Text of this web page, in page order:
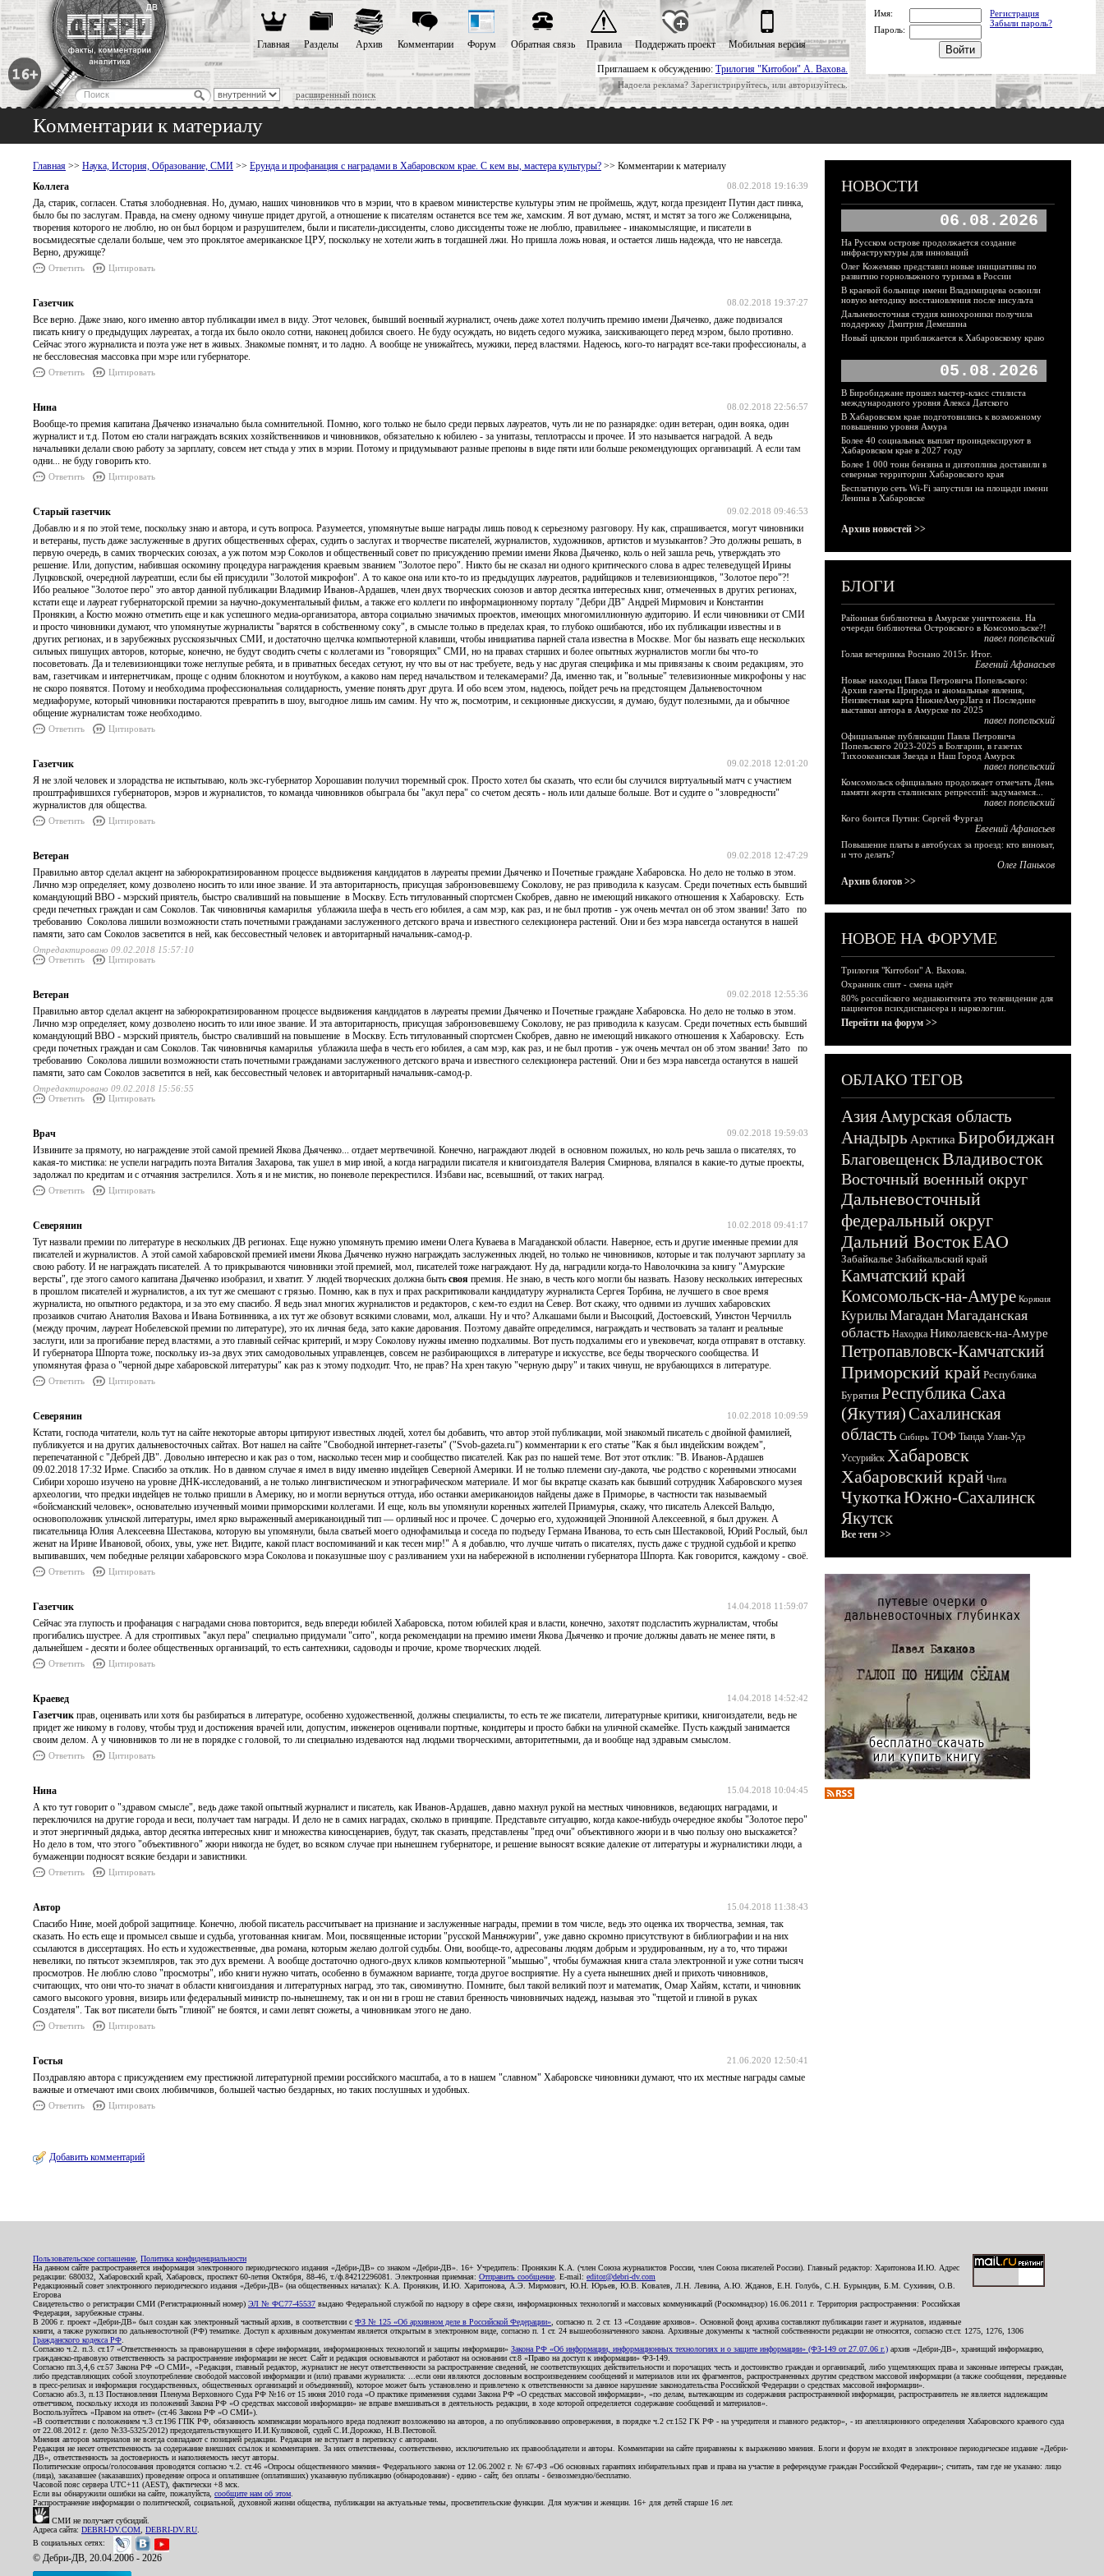
Приглашаем к обсуждению: Трилогия "Китобои" А. Вахова.
Надоела реклама? Зарегистрируйтесь, или авторизуйтесь.
расширенный поиск
Главная Разделы Архив Комментарии Форум Обратная связь Правила Поддержать проект Мобильная версия
Имя:
Регистрация
Забыли пароль?
Пароль:
Комментарии к материалу
Главная >> Наука, История, Образование, СМИ >> Ерунда и профанация с наградами в Хабаровском крае. С кем вы, мастера культуры? >> Комментарии к материалу
08.02.2018 19:16:39
Коллега
Да, старик, согласен. Статья злободневная. Но, думаю, наших чиновников что в мэрии, что в краевом министерстве культуры этим не проймешь, ждут, когда президент Путин даст пинка,
было бы по заслугам. Правда, на смену одному чинуше придет другой, а отношение к писателям останется все тем же, хамским. Я вот думаю, мстят, и мстят за того же Солженицына,
творения которого не люблю, но он был борцом и разрушителем, были и писатели-диссиденты, слово диссиденты тоже не люблю, правильнее - инакомыслящие, и писатели в
восьмидесятые сделали больше, чем это проклятое американское ЦРУ, поскольку не хотели жить в тогдашней лжи. Но пришла ложь новая, и остается лишь надежда, что не навсегда.
Верно, дружище?
Ответить Цитировать
08.02.2018 19:37:27
Газетчик
Все верно. Даже знаю, кого именно автор публикации имел в виду. Этот человек, бывший военный журналист, очень даже хотел получить премию имени Дьяченко, даже подвизался
писать книгу о предыдущих лауреатах, а тогда их было около сотни, наконец добился своего. Не буду осуждать, но видеть седого мужика, заискивающего перед мэром, было противно.
Сейчас этого журналиста и поэта уже нет в живых. Знакомые помнят, и то ладно. А вообще не унижайтесь, мужики, перед властями. Надеюсь, кого-то наградят все-таки профессионалы, а
не бессловесная массовка при мэре или губернаторе.
Ответить Цитировать
08.02.2018 22:56:57
Нина
Вообще-то премия капитана Дьяченко изначально была сомнительной. Помню, кого только не было среди первых лауреатов, чуть ли не по разнарядке: один ветеран, один вояка, один
журналист и т.д. Потом ею стали награждать всяких хозяйственников и чиновников, обязательно к юбилею - за унитазы, теплотрассы и прочее. И это называется наградой. А ведь
начальники делали свою работу за зарплату, совсем нет стыда у этих в мэрии. Потому и придумывают разные препоны в виде пяти или больше рекомендующих организаций. А если там
одни... не буду говорить кто.
Ответить Цитировать
09.02.2018 09:46:53
Старый газетчик
Добавлю и я по этой теме, поскольку знаю и автора, и суть вопроса. Разумеется, упомянутые выше награды лишь повод к серьезному разговору. Ну как, спрашивается, могут чиновники
и ветераны, пусть даже заслуженные в других общественных сферах, судить о заслугах и творчестве писателей, журналистов, художников, артистов и музыкантов? Это должны решать, в
первую очередь, в самих творческих союзах, а уж потом мэр Соколов и общественный совет по присуждению премии имени Якова Дьяченко, коль о ней зашла речь, утверждать это
решение. Или, допустим, набившая оскомину процедура награждения краевым званием "Золотое перо". Никто бы не сказал ни одного критического слова в адрес телеведущей Ирины
Луцковской, очередной лауреатши, если бы ей присудили "Золотой микрофон". А то какое она или кто-то из предыдущих лауреатов, радийщиков и телевизионщиков, "Золотое перо"?!
Ибо реальное "Золотое перо" это автор данной публикации Владимир Иванов-Ардашев, член двух творческих союзов и автор десятка интересных книг, отмеченных в других регионах,
кстати еще и лауреат губернаторской премии за научно-документальный фильм, а также его коллеги по информационному порталу "Дебри ДВ" Андрей Мирмович и Константин
Пронякин, а Костю можно отметить еще и как успешного медиа-организатора, автора социально значимых проектов, имеющих многомиллионную аудиторию. И если чиновники от СМИ
и просто чиновники думают, что упомянутые журналисты "варятся в собственному соку", в смысле только в пределах края, то глубоко ошибаются, ибо их публикации известны и в
других регионах, и в зарубежных русскоязычных СМИ, и достаточно щелчка компьютерной клавиши, чтобы инициатива парней стала известна в Москве. Мог бы назвать еще нескольких
сильных пишущих авторов, которые, конечно, не будут сводить счеты с коллегами из "говорящих" СМИ, но на правах старших и более опытных журналистов могли бы что-то
посоветовать. Да и телевизионщики тоже неглупые ребята, и в приватных беседах сетуют, ну что вы от нас требуете, ведь у нас другая специфика и мы привязаны к своим редакциям, это
вам, газетчикам и интернетчикам, проще с одним блокнотом и ноутбуком, а каково нам перед начальством и телекамерами? Да, именно так, и "вольные" телевизионные микрофоны у нас
не скоро появятся. Потому и необходима профессиональная солидарность, умение понять друг друга. И обо всем этом, надеюсь, пойдет речь на предстоящем Дальневосточном
медиафоруме, который чиновники постараются превратить в шоу, выгодное лишь им самим. Ну что ж, посмотрим, и секционные дискуссии, я думаю, будут полезными, да и обычное
общение журналистам тоже необходимо.
Ответить Цитировать
09.02.2018 12:01:20
Газетчик
Я не злой человек и злорадства не испытываю, коль экс-губернатор Хорошавин получил тюремный срок. Просто хотел бы сказать, что если бы случился виртуальный матч с участием
проштрафившихся губернаторов, мэров и журналистов, то команда чиновников обыграла бы "акул пера" со счетом десять - ноль или дальше больше. Вот и судите о "зловредности"
журналистов для общества.
Ответить Цитировать
09.02.2018 12:47:29
Ветеран
Правильно автор сделал акцент на забюрократизированном процессе выдвижения кандидатов в лауреаты премии Дьяченко и Почетные граждане Хабаровска. Но дело не только в этом.
Лично мэр определяет, кому дозволено носить то или иное звание. И эта авторитарность, присущая забронзовевшему Соколову, не раз приводила к казусам. Среди почетных есть бывший
командующий ВВО - мэрский приятель, быстро сваливший на повышение в Москву. Есть титулованный спортсмен Скобрев, давно не имеющий никакого отношения к Хабаровску. Есть
среди печетных граждан и сам Соколов. Так чиновничья камарилья ублажила шефа в честь его юбилея, а сам мэр, как раз, и не был против - уж очень мечтал он об этом звании! Зато по
требованию Соколова лишили возможности стать почетными гражданами заслуженного детского врача и известного селекционера растений. Они и без мэра навсегда останутся в нашей
памяти, зато сам Соколов засветится в ней, как бессовестный человек и авторитарный начальник-самод-р.
Отредактировано 09.02.2018 15:57:10
Ответить
Цитировать
09.02.2018 12:55:36
Ветеран
Правильно автор сделал акцент на забюрократизированном процессе выдвижения кандидатов в лауреаты премии Дьяченко и Почетные граждане Хабаровска. Но дело не только в этом.
Лично мэр определяет, кому дозволено носить то или иное звание. И эта авторитарность, присущая забронзовевшему Соколову, не раз приводила к казусам. Среди почетных есть бывший
командующий ВВО - мэрский приятель, быстро сваливший на повышение в Москву. Есть титулованный спортсмен Скобрев, давно не имеющий никакого отношения к Хабаровску. Есть
среди почетных граждан и сам Соколов. Так чиновничья камарилья ублажила шефа в честь его юбилея, а сам мэр, как раз, и не был против - уж очень мечтал он об этом звании! Зато по
требованию Соколова лишили возможности стать почетными гражданами заслуженного детского врача и известного селекционера растений. Они и без мэра навсегда останутся в нашей
памяти, зато сам Соколов засветится в ней, как бессовестный человек и авторитарный начальник-самод-р.
Отредактировано 09.02.2018 15:56:55
Ответить
Цитировать
09.02.2018 19:59:03
Врач
Извините за прямоту, но награждение этой самой премией Якова Дьяченко... отдает мертвечиной. Конечно, награждают людей в основном пожилых, но коль речь зашла о писателях, то
какая-то мистика: не успели наградить поэта Виталия Захарова, так ушел в мир иной, а когда наградили писателя и книгоиздателя Валерия Смирнова, вляпался в какие-то дутые проекты,
задолжал по кредитам и с отчаяния застрелился. Хоть я и не мистик, но поневоле перекрестился. Избави нас, всевышний, от таких наград.
Ответить Цитировать
10.02.2018 09:41:17
Северянин
Тут назвали премии по литературе в нескольких ДВ регионах. Еще нужно упомянуть премию имени Олега Куваева в Магаданской области. Наверное, есть и другие именные премии для
писателей и журналистов. А этой самой хабаровской премией имени Якова Дьяченко нужно награждать заслуженных людей, но только не чиновников, которые и так получают зарплату за
свою работу. И не награждать писателей. А то прикрываются чиновники этой премией, мол, писателей тоже награждают. Ну да, наградили когда-то Наволочкина за книгу "Амурские
версты", где этого самого капитана Дьяченко изобразил, и хватит. У людей творческих должна быть своя премия. Не знаю, в честь кого могли бы назвать. Назову нескольких интересных
в прошлом писателей и журналистов, а их тут же смешают с грязью. Помню, как в пух и прах раскритиковали кандидатуру журналиста Сергея Торбина, не лучшего в свое время
журналиста, но опытного редактора, и за это ему спасибо. Я ведь знал многих журналистов и редакторов, с кем-то ездил на Север. Вот скажу, что одними из лучших хабаровских
прозаиков считаю Анатолия Вахова и Ивана Ботвинника, а их тут же обзовут всякими словами, мол, алкаши. Ну и что? Алкашами были и Высоцкий, Достоевский, Уинстон Черчилль
(между прочим, лауреат Нобелевской премии по литературе), это их личная беда, зато какие дарования. Поэтому давайте определимся, награждать и чествовать за талант и реальные
заслуги, или за прогибание перед властями, а это главный сейчас критерий, и мэру Соколову нужны именно подхалимы. Вот пусть подхалимы его и увековечат, когда отправят в отставку.
И губернатора Шпорта тоже, поскольку из-за двух этих самодовольных управленцев, совсем не разбирающихся в литературе и искусстве, все беды творческого сообщества. И
упомянутая фраза о "черной дыре хабаровской литературы" как раз к этому подходит. Что, не прав? На хрен такую "черную дыру" и таких чинуш, не врубающихся в литературе.
Ответить Цитировать
10.02.2018 10:09:59
Северянин
Кстати, господа читатели, коль тут на сайте некоторые авторы цитируют известных людей, хотел бы добавить, что автор этой публикации, мой знакомый писатель с двойной фамилией,
публикуется и на других дальневосточных сайтах. Вот нашел на сайте "Свободной интернет-газеты" ("Svob-gazeta.ru") комментарии к его статье "Как я был индейским вождем",
перепечатанной с "Дебрей ДВ". Довольно интересно и как раз о том, насколько тесен мир и сообщество писателей. Как раз по нашей теме. Вот этот отклик: "В. Иванов-Ардашев
09.02.2018 17:32 Ирме. Спасибо за отклик. Но в данном случае я имел в виду именно индейцев Северной Америки. И не только племени сиу-дакота, чье родство с коренными этносами
Сибири хорошо изучено на уровне ДНК-исследований, а не только лингвистическом и этнографическом материале. И мог бы вкратце сказать как бывший сотрудник Хабаровского музея
археологии, что предки индейцев не только пришли в Америку, но и могли вернуться оттуда, ибо останки американоидов найдены даже в Приморье, в частности так называемый
«бойсманский человек», основательно изученный моими приморскими коллегами. И еще, коль вы упомянули коренных жителей Приамурья, скажу, что писатель Алексей Вальдю,
основоположник ульчской литературы, имел ярко выраженный американоидный тип — орлиный нос и прочее. С дочерью его, художницей Эпониной Алексеевной, я был дружен. А
писательница Юлия Алексеевна Шестакова, которую вы упомянули, была сватьей моего однофамильца и соседа по подъеду Германа Иванова, то есть сын Шестаковой, Юрий Рослый, был
женат на Ирине Ивановой, обоих, увы, уже нет. Видите, какой пласт воспоминаний и как тесен мир!" А я добавлю, что лучше читать о писателях, пусть даже с трудной судьбой и крепко
выпивавших, чем победные реляции хабаровского мэра Соколова и показушные шоу с разливанием ухи на набережной в исполнении губернатора Шпорта. Как говорится, каждому - своё.
Ответить Цитировать
14.04.2018 11:59:07
Газетчик
Сейчас эта глупость и профанация с наградами снова повторится, ведь впереди юбилей Хабаровска, потом юбилей края и власти, конечно, захотят подсластить журналистам, чтобы
прогибались шустрее. А для строптивых "акул пера" специально придумали "сито", когда рекомендации на премию имени Якова Дьяченко и прочие должны давать не менее пяти, в
дальнейшем - десяти и более общественных организаций, то есть сантехники, садоводы и прочие, кроме творческих людей.
Ответить Цитировать
14.04.2018 14:52:42
Краевед
Газетчик прав, оценивать или хотя бы разбираться в литературе, особенно художественной, должны специалисты, то есть те же писатели, литературные критики, книгоиздатели, ведь не
придет же никому в голову, чтобы труд и достижения врачей или, допустим, инженеров оценивали портные, кондитеры и просто бабки на уличной скамейке. Пусть каждый занимается
своим делом. А у чиновников то ли не в порядке с головой, то ли специально издеваются над людьми творческими, авторитетными, да и вообще над здравым смыслом.
Ответить Цитировать
15.04.2018 10:04:45
Нина
А кто тут говорит о "здравом смысле", ведь даже такой опытный журналист и писатель, как Иванов-Ардашев, давно махнул рукой на местных чиновников, ведающих наградами, и
переключился на другие города и веси, получает там награды. И дело не в самих наградах, сколько в принципе. Представьте ситуацию, когда какое-нибудь очередное якобы "Золотое перо"
и этот энергичный дядька, автор десятка интересных книг и множества киносценариев, будут, так сказать, представлены "пред очи" объективного жюри и в чью пользу оно выскажется?
Но дело в том, что этого "объективного" жюри никогда не будет, во всяком случае при нынешнем губернаторе, и решение выносят всякие далекие от литературы и журналистики люди, а
бумаженции подносят всякие бездари и завистники.
Ответить Цитировать
15.04.2018 11:38:43
Автор
Спасибо Нине, моей доброй защитнице. Конечно, любой писатель рассчитывает на признание и заслуженные награды, премии в том числе, ведь это оценка их творчества, земная, так
сказать. Но есть еще и промысел свыше и судьба, уготованная книгам. Мои, посвященные истории "русской Маньчжурии", уже давно скромно присутствуют в библиографии и на них
ссылаются в диссертациях. Но есть и художественные, два романа, которым желаю долгой судьбы. Они, вообще-то, адресованы людям добрым и эрудированным, ну а то, что тиражи
невелики, по пятьсот экземпляров, так это дух времени. А вообще достаточно одного-двух кликов компьютерной "мышью", чтобы бумажная книга стала электронной и уже сотни тысяч
просмотров. Не люблю слово "просмотры", ибо книги нужно читать, особенно в бумажном варианте, тогда другое восприятие. Ну а суета нынешних дней и прихоть чиновников,
считающих, что они что-то значат в области книгоиздания и литературных наград, это так, сиюминутно. Помните, был такой великий поэт и математик, Омар Хайям, кстати, и чиновник
самого высокого уровня, визирь или федеральный министр по-нынешнему, так и он ни в грош не ставил бренность чиновничьих надежд, называя это "тщетой и глиной в руках
Создателя". Так вот писатели быть "глиной" не боятся, и сами лепят сюжеты, а чиновникам этого не дано.
Ответить Цитировать
21.06.2020 12:50:41
Гостья
Поздравляю автора с присуждением ему престижной литературной премии российского масштаба, а то в нашем "славном" Хабаровске чиновники думают, что их местные награды самые
важные и отмечают ими своих любимчиков, большей частью бездарных, но таких послушных и удобных.
Ответить Цитировать
Добавить комментарий
НОВОСТИ
06.08.2026
На Русском острове продолжается создание
инфраструктуры для инноваций
Олег Кожемяко представил новые инициативы по
развитию горнолыжного туризма в России
В краевой больнице имени Владимирцева освоили
новую методику восстановления после инсульта
Дальневосточная студия кинохроники получила
поддержку Дмитрия Демешина
Новый циклон приближается к Хабаровскому краю
05.08.2026
В Биробиджане прошел мастер-класс стилиста
международного уровня Алекса Датского
В Хабаровском крае подготовились к возможному
повышению уровня Амура
Более 40 социальных выплат проиндексируют в
Хабаровском крае в 2027 году
Более 1 000 тонн бензина и дизтоплива доставили в
северные территории Хабаровского края
Бесплатную сеть Wi-Fi запустили на площади имени
Ленина в Хабаровске
Архив новостей >>
БЛОГИ
Районная библиотека в Амурске уничтожена. На
очереди библиотека Островского в Комсомольске?!
павел попельский
Голая вечеринка Роснано 2015г. Итог.
Евгений Афанасьев
Новые находки Павла Петровича Попельского:
Архив газеты Природа и аномальные явления,
Неизвестная карта НижнеАмурЛага и Последние
выставки автора в Амурске по 2025
павел попельский
Официальные публикации Павла Петровича
Попельского 2023-2025 в Болгарии, в газетах
Тихоокеанская Звезда и Наш Город Амурск
павел попельский
Комсомольск официально продолжает отмечать День
памяти жертв сталинских репрессий: задумаемся...
павел попельский
Кого боится Путин: Сергей Фургал
Евгений Афанасьев
Повышение платы в автобусах за проезд: кто виноват,
и что делать?
Олег Паньков
Архив блогов >>
НОВОЕ НА ФОРУМЕ
Трилогия "Китобои" А. Вахова.
Охранник спит - смена идёт
80% российского медиаконтента это телевидение для
пациентов психдиспансера и наркологии.
Перейти на форум >>
ОБЛАКО ТЕГОВ
АзияАмурская область
Анадырь Арктика Биробиджан
БлаговещенскВладивосток
Восточный военный округ
Дальневосточный
федеральный округ
Дальний ВостокЕАО
Забайкалье Забайкальский край
Камчатский край
Комсомольск-на-Амуре Корякия
КурилыМагадан Магаданская
область Находка Николаевск-на-Амуре
Петропавловск-Камчатский
Приморский край Республика
Бурятия Республика Саха
(Якутия)Сахалинская
область Сибирь ТОФ Тында Улан-Удэ
Уссурийск Хабаровск
Хабаровский край Чита
ЧукоткаЮжно-Сахалинск
Якутск
Все теги >>
Пользовательское соглашение Политика конфиденциальности
На данном сайте распространяется информация электронного периодического издания «Дебри-ДВ» со знаком «Дебри-ДВ». 16+ Учредитель: Пронякин К.А. (член Союза журналистов России, член Союза писателей России). Главный редактор: Харитонова И.Ю. Адрес
редакции: 680032, Хабаровский край, Хабаровск, проспект 60-летия Октября, 88-46, т./ф.84212296081. Электронная приемная: Отправить сообщение . E-mail: editor@debri-dv.com
Редакционный совет электронного периодического издания «Дебри-ДВ» (на общественных началах): К.А. Пронякин, И.Ю. Харитонова, А.Э. Мирмович, Ю.Н. Юрьев, Ю.В. Ковалев, Л.Н. Левина, А.Ю. Жданов, Е.Н. Голубь, С.Н. Бурындин, Б.М. Сухинин, О.В.
Егорова
Свидетельство о регистрации СМИ (Регистрационный номер) ЭЛ № ФС77-45537 выдано Федеральной службой по надзору в сфере связи, информационных технологий и массовых коммуникаций (Роскомнадзор) 16.06.2011 г. Территория распространения: Российская
Федерация, зарубежные страны.
В 2006 г. проект «Дебри-ДВ» был создан как электронный частный архив, в соответствии с ФЗ № 125 «Об архивном деле в Российской Федерации» , согласно п. 2 ст. 13 «Создание архивов». Основной фонд архива составляют публикации газет и журналов, изданные
книги, а также рукописи по дальневосточной (РФ) тематике. Доступ к архивным документам является открытым в электронном виде, согласно п. 1 ст. 24 вышеобозначенного закона. Архивные документы к частной собственности редакции не относятся, согласно ст.ст. 1275, 1276, 1306
Гражданского кодекса РФ
Согласно ч.2. п.3. ст.17 «Ответственность за правонарушения в сфере информации, информационных технологий и защиты информации» Закона РФ «Об информации, информационных технологиях и о защите информации» (ФЗ-149 от 27.07.06 г.) архив «Дебри-ДВ», хранящий информацию,
гражданско-правовую ответственность за распространение информации не несет. Сайт и редакция основываются и работают на основании ст.8 «Право на доступ к информации» ФЗ-149.
Согласно пп.3,4,6 ст.57 Закона РФ «О СМИ», «Редакция, главный редактор, журналист не несут ответственности за распространение сведений, не соответствующих действительности и порочащих честь и достоинство граждан и организаций, либо ущемляющих права и законные интересы граждан,
либо представляющих собой злоупотребление свободой массовой информации и (или) правами журналиста: ...если они являются дословным воспроизведением сообщений и материалов или их фрагментов, распространенных другим средством массовой информации (а также сообщения, переданные
в пресс-релизах и информация государственных, общественных организаций и объединений), которое может быть установлено и привлечено к ответственности за данное нарушение законодательства Российской Федерации о средствах массовой информации».
Согласно абз.3, п.13 Постановления Пленума Верховного Суда РФ №16 от 15 июня 2010 года «О практике применения судами Закона РФ «О средствах массовой информации», «по делам, вытекающим из содержания распространенной информации, распространитель не является надлежащим
ответчиком, поскольку исходя из положений Закона РФ «О средствах массовой информации» не вправе вмешиваться в деятельность редакции, в ходе которой определяется содержание сообщений и материалов».
Воспользуйтесь «Правом на ответ» (ст.46 Закона РФ «О СМИ»).
«В соответствии с положением ч.3 ст.196 ГПК РФ, обязанность компенсации морального вреда подлежит возложению на авторов, а по опубликованию опровержения, в порядке ч.2 ст.152 ГК РФ - на учредителя и главного редактор», - из апелляционного определения Хабаровского краевого суда
от 22.08.2012 г. (дело №33-5325/2012) председательствующего И.И.Куликовой, судей С.И.Дорожко, Н.В.Пестовой.
Мнения авторов материалов не всегда совпадают с позицией редакции. Редакция не вступает в переписку с авторами.
Редакция не несет ответственность за содержание внешних ссылок и комментариев. За них ответственны, соответственно, исключительно их правообладатели и авторы. Комментарии на сайте приравнены к выражению мнения. Блоги и форум не входят в электронное периодическое издание «Дебри-
ДВ», ответственность за достоверность и наполняемость несут авторы.
Политические опросы/голосования проводятся согласно ч.2. ст.46 «Опросы общественного мнения» Федерального закона от 12.06.2002 г. № 67-ФЗ «Об основных гарантиях избирательных прав и права на участие в референдуме граждан Российской Федерации»; считать, там где не указано: лицо
(лица), заказавшее (заказавших) проведение опроса и оплатившее (оплативших) указанную публикацию (обнародование) - едино - сайт, без оплаты - безвозмездно/бесплатно.
Часовой пояс сервера UTC+11 (AEST), фактически +8 мск.
Если вы обнаружили ошибки на сайте, пожалуйста, сообщите нам об этом
Распространение информации о политической, социальной, духовной жизни общества, публикации на актуальные темы, просветительские функции. Для мужчин и женщин. 16+ для детей старше 16 лет.
СМИ не получает субсидий.
Адреса сайта: DEBRI-DV.COM DEBRI-DV.RU
В социальных сетях:
© Дебри-ДВ, 20.04.2006 - 2026